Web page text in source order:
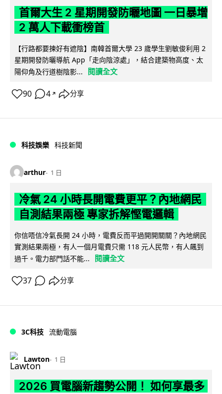
首爾大生 2 星期開發防曬地圖 一日暴增
2 萬人下載衝榜首
【行路都要揀好有遮陰】南韓首爾大學 23 歲學生劉敏俊利用 2
星期開發防曬導航 App「走向陰涼處」，結合建築物高度、太
陽仰角及行道樹陰影...
閱讀全文
90 4 ↗ 分享
科技娛樂 科技新聞
arthur 1 日
冷氣 24 小時長開電費更平？內地網民
自測結果兩極 專家拆解慳電邏輯
你信唔信冷氣長開 24 小時，電費反而平過開開關關？內地網民
實測結果兩極，有人一個月電費只需 118 元人民幣，有人飆到
過千。電力部門話不能...
閱讀全文
37 分享
3C科技 流動電腦
Lawton 1 日
2026 買電腦新趨勢公開！ 如何享最多